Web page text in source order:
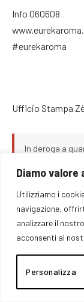
Diamo valore
Utilizziamo i
navigazione,
analizzare il
acconsenti al
Personalizza
Info 060608
#eurekaroma
Ufficio Stampa
In deroga a
NC-SA 2.5 ITe
corredo, che
che sono
Per dettagli e
delle note legali